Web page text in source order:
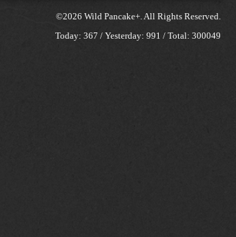
©2026 Wild Pancake+. All Rights Reserved.
Today: 367 / Yesterday: 991 / Total: 300049